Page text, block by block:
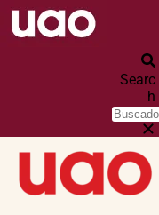
Searc
h